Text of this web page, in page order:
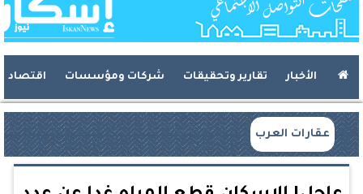
الأخبار تقارير وتحقيقات شركات ومؤسسات اقتصاد
عقارات العرب